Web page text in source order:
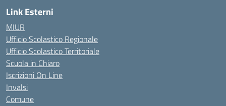
Link Esterni
MIUR
Ufficio Scolastico Regionale
Ufficio Scolastico Territoriale
Scuola in Chiaro
Iscrizioni On Line
Invalsi
Comune